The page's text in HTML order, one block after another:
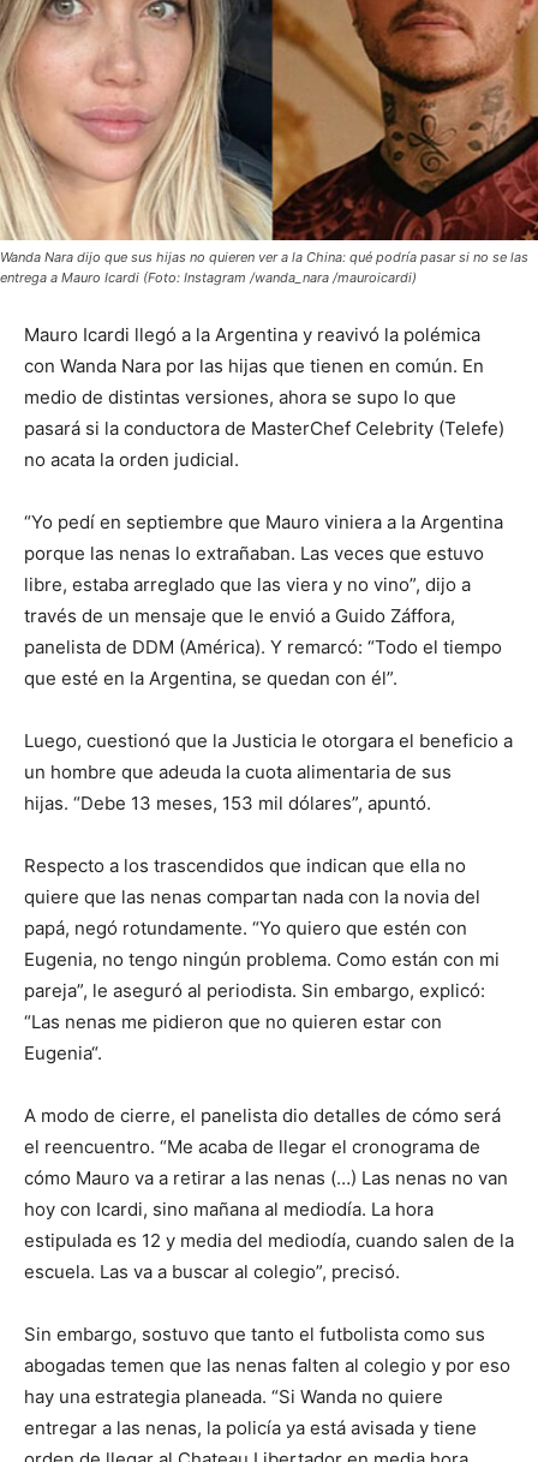
Wanda Nara dijo que sus hijas no quieren ver a la China: qué podría pasar si no se las
entrega a Mauro Icardi (Foto: Instagram /wanda_nara /mauroicardi)
Mauro Icardi llegó a la Argentina y reavivó la polémica
con Wanda Nara por las hijas que tienen en común. En
medio de distintas versiones, ahora se supo lo que
pasará si la conductora de MasterChef Celebrity (Telefe)
no acata la orden judicial.
“Yo pedí en septiembre que Mauro viniera a la Argentina
porque las nenas lo extrañaban. Las veces que estuvo
libre, estaba arreglado que las viera y no vino”, dijo a
través de un mensaje que le envió a Guido Záffora,
panelista de DDM (América). Y remarcó: “Todo el tiempo
que esté en la Argentina, se quedan con él”.
Luego, cuestionó que la Justicia le otorgara el beneficio a
un hombre que adeuda la cuota alimentaria de sus
hijas. “Debe 13 meses, 153 mil dólares”, apuntó.
Respecto a los trascendidos que indican que ella no
quiere que las nenas compartan nada con la novia del
papá, negó rotundamente. “Yo quiero que estén con
Eugenia, no tengo ningún problema. Como están con mi
pareja”, le aseguró al periodista. Sin embargo, explicó:
“Las nenas me pidieron que no quieren estar con
Eugenia“.
A modo de cierre, el panelista dio detalles de cómo será
el reencuentro. “Me acaba de llegar el cronograma de
cómo Mauro va a retirar a las nenas (…) Las nenas no van
hoy con Icardi, sino mañana al mediodía. La hora
estipulada es 12 y media del mediodía, cuando salen de la
escuela. Las va a buscar al colegio”, precisó.
Sin embargo, sostuvo que tanto el futbolista como sus
abogadas temen que las nenas falten al colegio y por eso
hay una estrategia planeada. “Si Wanda no quiere
entregar a las nenas, la policía ya está avisada y tiene